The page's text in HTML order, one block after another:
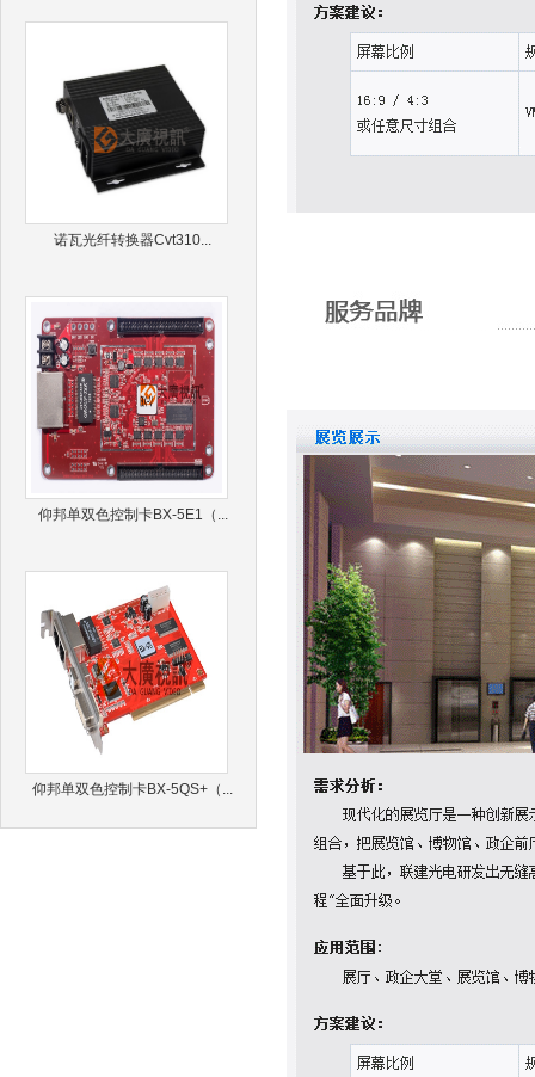
诺瓦光纤转换器Cvt310...
仰邦单双色控制卡BX-5E1（...
仰邦单双色控制卡BX-5QS+（...